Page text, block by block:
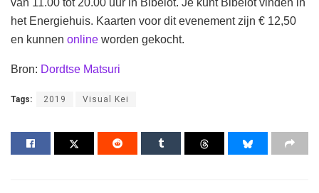
van 11.00 tot 20.00 uur in Bibelot. Je kunt Bibelot vinden in
het Energiehuis. Kaarten voor dit evenement zijn € 12,50
en kunnen online worden gekocht.
Bron: Dordtse Matsuri
Tags: 2019 Visual Kei